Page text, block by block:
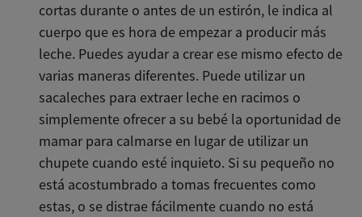
cortas durante o antes de un estirón, le indica al
cuerpo que es hora de empezar a producir más
leche. Puedes ayudar a crear ese mismo efecto de
varias maneras diferentes. Puede utilizar un
sacaleches para extraer leche en racimos o
simplemente ofrecer a su bebé la oportunidad de
mamar para calmarse en lugar de utilizar un
chupete cuando esté inquieto. Si su pequeño no
está acostumbrado a tomas frecuentes como
estas, o se distrae fácilmente cuando no está